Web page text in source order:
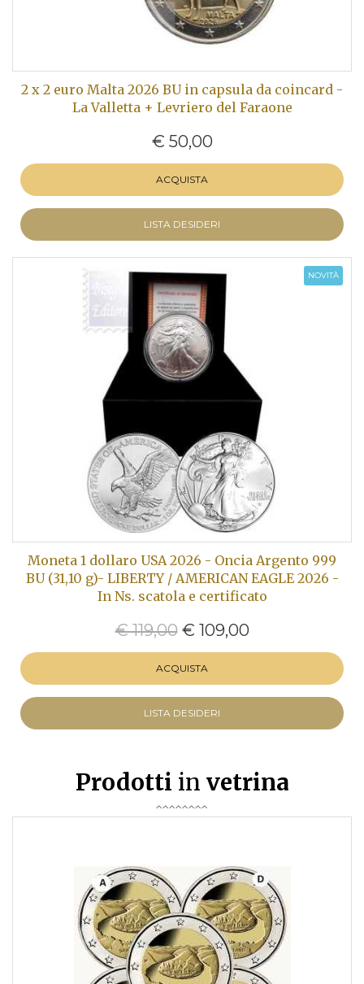
2 x 2 euro Malta 2026 BU in capsula da coincard -
La Valletta + Levriero del Faraone
€ 50,00
ACQUISTA
LISTA DESIDERI
NOVITÀ
Moneta 1 dollaro USA 2026 - Oncia Argento 999
BU (31,10 g)- LIBERTY / AMERICAN EAGLE 2026 -
In Ns. scatola e certificato
€ 119,00€ 109,00
ACQUISTA
LISTA DESIDERI
Prodotti in vetrina